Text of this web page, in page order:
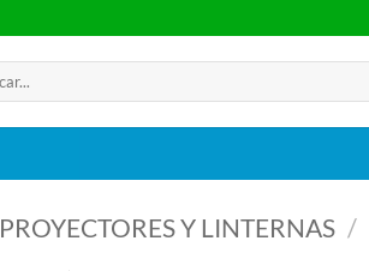
PROYECTORES Y LINTERNAS /